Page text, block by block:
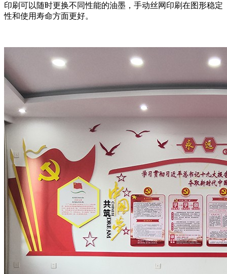
印刷可以随时更换不同性能的油墨，手动丝网印刷在图形稳定
性和使用寿命方面更好。